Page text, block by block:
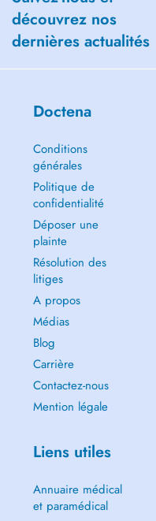
découvrez nos
dernières actualités
Doctena
Conditions
générales
Politique de
confidentialité
Déposer une
plainte
Résolution des
litiges
A propos
Médias
Blog
Carrière
Contactez-nous
Mention légale
Liens utiles
Annuaire médical
et paramédical